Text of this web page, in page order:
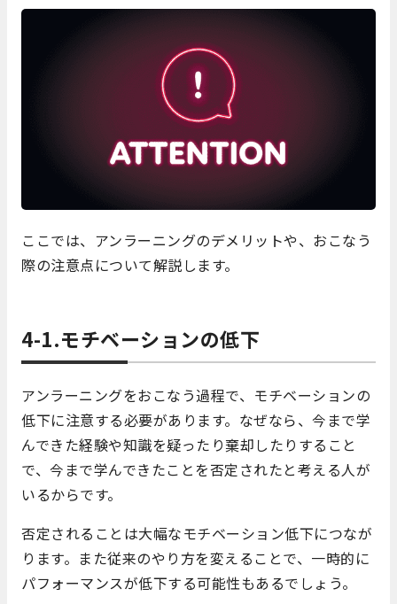
ここでは、アンラーニングのデメリットや、おこなう
際の注意点について解説します。
4-1.モチベーションの低下
アンラーニングをおこなう過程で、モチベーションの
低下に注意する必要があります。なぜなら、今まで学
んできた経験や知識を疑ったり棄却したりすること
で、今まで学んできたことを否定されたと考える人が
いるからです。
否定されることは大幅なモチベーション低下につなが
ります。また従来のやり方を変えることで、一時的に
パフォーマンスが低下する可能性もあるでしょう。